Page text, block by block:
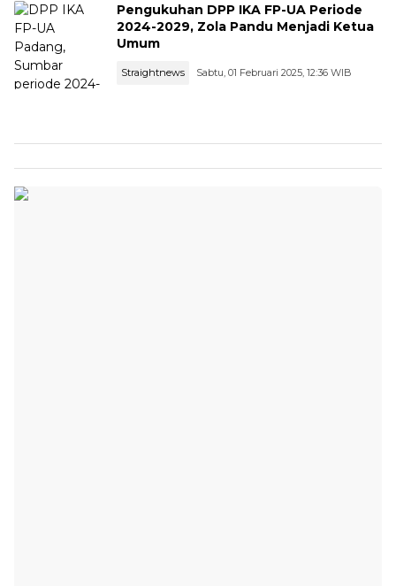
Pengukuhan DPP IKA FP-UA Periode
2024-2029, Zola Pandu Menjadi Ketua
Umum
Straightnews Sabtu, 01 Februari 2025, 12:36 WIB